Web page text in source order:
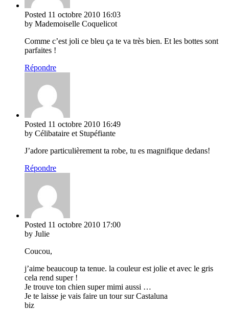
Posted 11 octobre 2010 16:03
by Mademoiselle Coquelicot
Comme c’est joli ce bleu ça te va très bien. Et les bottes sont
parfaites !
Répondre
Posted 11 octobre 2010 16:49
by Célibataire et Stupéfiante
J’adore particulièrement ta robe, tu es magnifique dedans!
Répondre
Posted 11 octobre 2010 17:00
by Julie
Coucou,
j’aime beaucoup ta tenue. la couleur est jolie et avec le gris
cela rend super !
Je trouve ton chien super mimi aussi …
Je te laisse je vais faire un tour sur Castaluna
biz